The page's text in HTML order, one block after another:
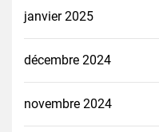
janvier 2025
décembre 2024
novembre 2024